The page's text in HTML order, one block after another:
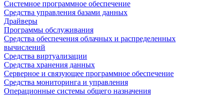
Системное программное обеспечение
Средства управления базами данных
Драйверы
Программы обслуживания
Средства обеспечения облачных и распределенных
вычислений
Средства виртуализации
Средства хранения данных
Серверное и связующее программное обеспечение
Средства мониторинга и управления
Операционные системы общего назначения